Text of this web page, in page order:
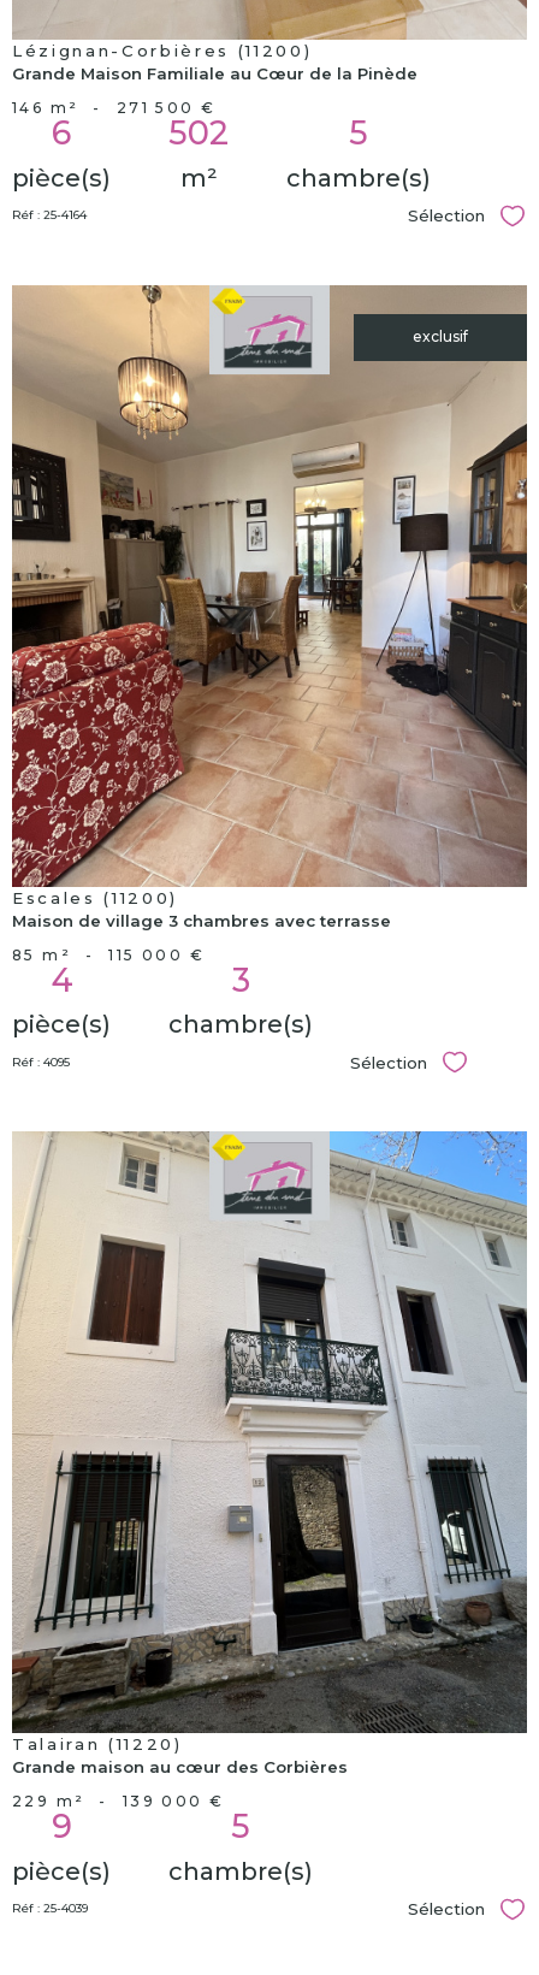
Lézignan-Corbières (11200)
Grande Maison Familiale au Cœur de la Pinède
146 m² - 271 500 €
6
pièce(s)
502
m²
5
chambre(s)
Réf : 25-4164 Sélection
exclusif
voir le
bien
Escales (11200)
Maison de village 3 chambres avec terrasse
85 m² - 115 000 €
4
pièce(s)
3
chambre(s)
Réf : 4095 Sélection
voir le
bien
Talairan (11220)
Grande maison au cœur des Corbières
229 m² - 139 000 €
9
pièce(s)
5
chambre(s)
Réf : 25-4039 Sélection